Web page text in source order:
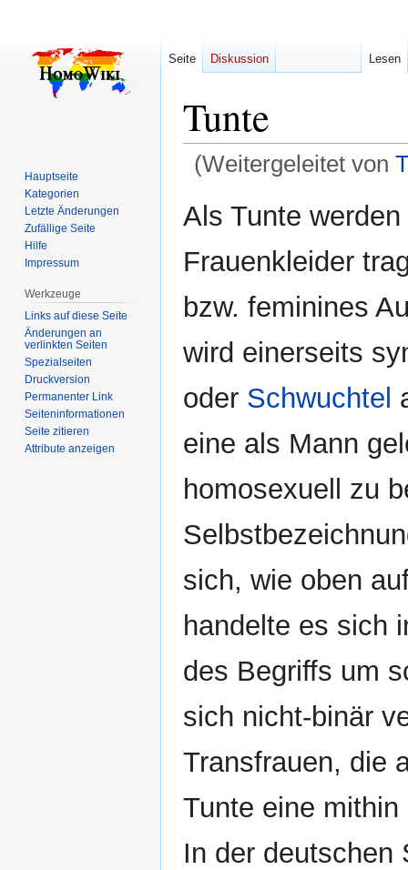
Tunte
(Weitergeleitet von
Navigation
Suche
Als Tunte
Frauenkleider
bzw. feminines
wird einerseits
oder Schwuchtel
eine als Mann
homosexuell zu
sich, wie oben
handelte es sich
des Begriffs um
sich nicht-binär
Transfrauen, die
Tunte eine
In der deutschen
Seite Diskussion Lesen
Hauptseite
Kategorien
Letzte Änderungen
Zufällige Seite
Hilfe
Impressum
Werkzeuge
Links auf diese Seite
Änderungen an
verlinkten Seiten
Spezialseiten
Druckversion
Permanenter Link
Seiten­­informationen
Seite zitieren
Attribute anzeigen